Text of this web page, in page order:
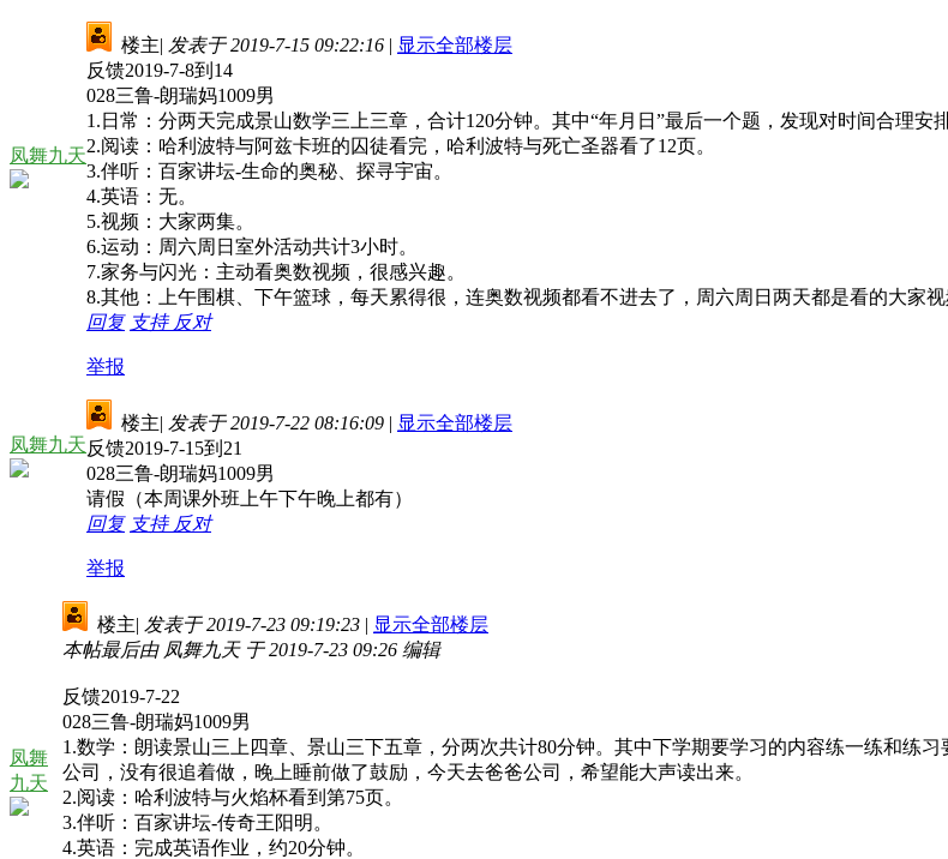
凤舞九天
楼主| 发表于 2019-7-15 09:22:16 | 显示全部楼层
反馈2019-7-8到14
028三鲁-朗瑞妈1009男
1.日常：分两天完成景山数学三上三章，合计120分钟。其中“年月日”最后一个题，发现对时间合理
2.阅读：哈利波特与阿兹卡班的囚徒看完，哈利波特与死亡圣器看了12页。
3.伴听：百家讲坛-生命的奥秘、探寻宇宙。
4.英语：无。
5.视频：大家两集。
6.运动：周六周日室外活动共计3小时。
7.家务与闪光：主动看奥数视频，很感兴趣。
8.其他：上午围棋、下午篮球，每天累得很，连奥数视频都看不进去了，周六周日两天都是看的大家视
回复 支持 反对
举报
凤舞九天
楼主| 发表于 2019-7-22 08:16:09 | 显示全部楼层
反馈2019-7-15到21
028三鲁-朗瑞妈1009男
请假（本周课外班上午下午晚上都有）
回复 支持 反对
举报
凤舞
九天
楼主| 发表于 2019-7-23 09:19:23 | 显示全部楼层
本帖最后由 凤舞九天 于 2019-7-23 09:26 编辑
反馈2019-7-22
028三鲁-朗瑞妈1009男
1.数学：朗读景山三上四章、景山三下五章，分两次共计80分钟。其中下学期要学习的内容练一练和练
公司，没有很追着做，晚上睡前做了鼓励，今天去爸爸公司，希望能大声读出来。
2.阅读：哈利波特与火焰杯看到第75页。
3.伴听：百家讲坛-传奇王阳明。
4.英语：完成英语作业，约20分钟。